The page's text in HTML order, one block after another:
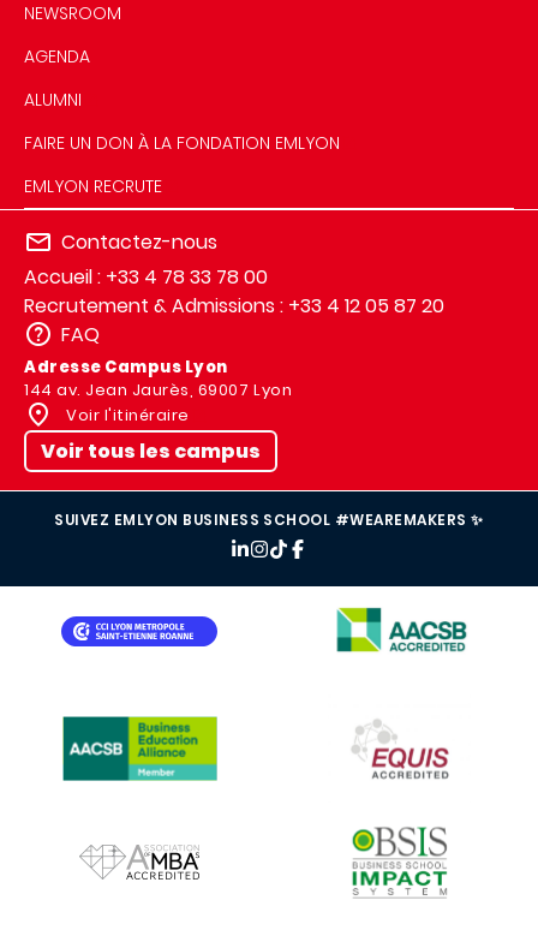
NEWSROOM
AGENDA
ALUMNI
FAIRE UN DON À LA FONDATION EMLYON
EMLYON RECRUTE
Contactez-nous
Accueil : +33 4 78 33 78 00
Recrutement & Admissions : +33 4 12 05 87 20
FAQ
Adresse Campus Lyon
144 av. Jean Jaurès, 69007 Lyon
Voir l'itinéraire
Voir tous les campus
SUIVEZ EMLYON BUSINESS SCHOOL #WEAREMAKERS ✨
IMAGE
IMAGE
IMAGE